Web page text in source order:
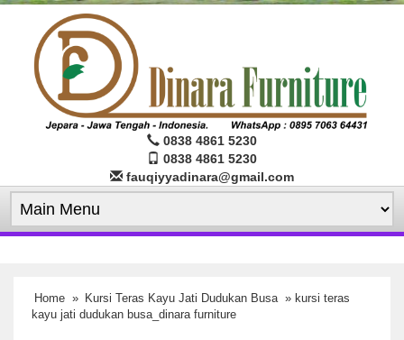
0838 4861 5230
0838 4861 5230
fauqiyyadinara@gmail.com
Home » Kursi Teras Kayu Jati Dudukan Busa » kursi teras
kayu jati dudukan busa_dinara furniture